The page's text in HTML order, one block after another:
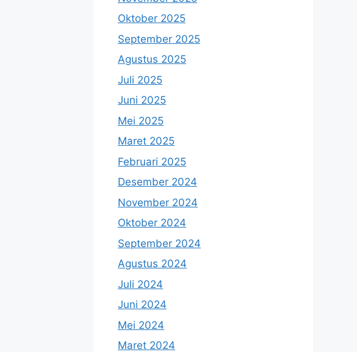
Oktober 2025
September 2025
Agustus 2025
Juli 2025
Juni 2025
Mei 2025
Maret 2025
Februari 2025
Desember 2024
November 2024
Oktober 2024
September 2024
Agustus 2024
Juli 2024
Juni 2024
Mei 2024
Maret 2024